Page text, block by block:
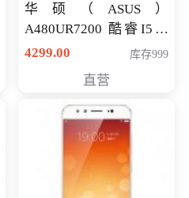
华硕（ASUS）
A480UR7200 酷睿I5超
薄学生办公游戏独显笔
NV930-2G独
4299.00 库存999
直营